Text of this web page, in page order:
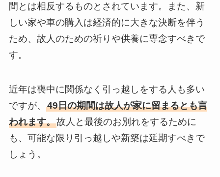
間とは相反するものとされています。また、新
しい家や車の購入は経済的に大きな決断を伴う
ため、故人のための祈りや供養に専念すべきで
す。
近年は喪中に関係なく引っ越しをする人も多い
ですが、 49日の期間は故人が家に留まるとも言
われます。故人と最後のお別れをするために
も、可能な限り引っ越しや新築は延期すべきで
しょう。